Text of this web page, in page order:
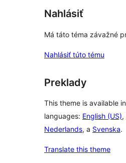
Nahlásiť
Má táto téma závažné
Nahlásiť túto tému
Preklady
This theme is available
languages: English (US),
Nederlands, a Svenska.
Translate this theme